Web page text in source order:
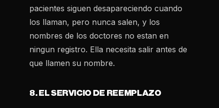
pacientes siguen desapareciendo cuando
los llaman, pero nunca salen, y los
nombres de los doctores no estan en
ningun registro. Ella necesita salir antes de
que llamen su nombre.
8. EL SERVICIO DE REEMPLAZO